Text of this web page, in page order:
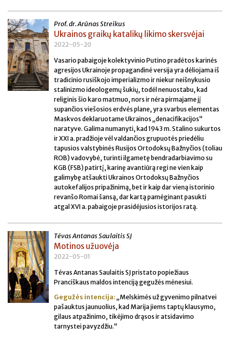
Prof. dr. Arūnas Streikus
Ukrainos graikų katalikų likimo skersvėjai
2022-05-20
Vasario pabaigoje kolektyvinio Putino pradėtos karinės
agresijos Ukrainoje propagandinė versija yra dėliojama iš
tradicinio rusiškojo imperializmo ir niekur neišnykusio
stalinizmo ideologemų šukių, todėl nenuostabu, kad
religinis šio karo matmuo, nors ir nėra pirmajame jį
supančios viešosios erdvės plane, yra svarbus elementas
Maskvos deklaruotame Ukrainos „denacifikacijos“
naratyve. Galima numanyti, kad 1943 m. Stalino sukurtos
ir XXI a. pradžioje vėl valdančios grupuotės priedėliu
tapusios valstybinės Rusijos Ortodoksų Bažnyčios (toliau
ROB) vadovybė, turinti ilgametę bendradarbiavimo su
KGB (FSB) patirtį, karinę avantiūrą regi ne vien kaip
galimybę atšaukti Ukrainos Ortodoksų Bažnyčios
autokefalijos pripažinimą, bet ir kaip dar vieną istorinio
revanšo Romai šansą, dar kartą pamėginant pasukti
atgal XVI a. pabaigoje prasidėjusios istorijos ratą.
Tėvas Antanas Saulaitis SJ
Motinos užuovėja
2022-05-01
Tėvas Antanas Saulaitis SJ pristato popiežiaus
Pranciškaus maldos intenciją gegužės mėnesiui.
Gegužės intencija: „Melskimės už gyvenimo pilnatvei
pašauktus jaunuolius, kad Marija jiems taptų klausymo,
gilaus atpažinimo, tikėjimo drąsos ir atsidavimo
tarnystei pavyzdžiu.“